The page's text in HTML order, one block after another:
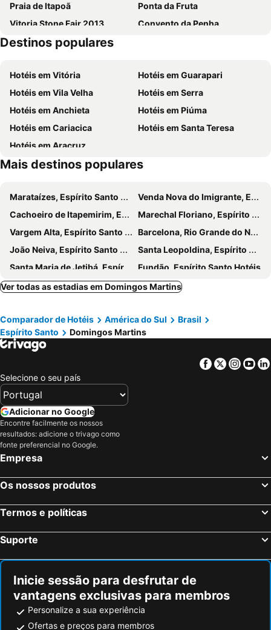
Praia de Itapoã
Ponta da Fruta
Vitoria Stone Fair 2013
Convento da Penha
Nossa Senhora da Penha
Farol de Santa Luzia
Arraiás Festival
Mec Show 6th Metal Mechanics, Power and Automations Fair
EXPOTUR 2013 9ª Salão de Turismo e do Artesanato do Espírito Santo
Autos da Paixão
BPM Boot Camp & CBPP Exam
Destinos populares
Hotéis em Vitória
Hotéis em Guarapari
Hotéis em Vila Velha
Hotéis em Serra
Hotéis em Anchieta
Hotéis em Piúma
Hotéis em Cariacica
Hotéis em Santa Teresa
Hotéis em Aracruz
Mais destinos populares
Marataízes, Espírito Santo Hotéis
Venda Nova do Imigrante, Espírito Santo Hotéis
Cachoeiro de Itapemirim, Espírito Santo Hotéis
Marechal Floriano, Espírito Santo Hotéis
Vargem Alta, Espírito Santo Hotéis
Barcelona, Rio Grande do Norte Hotéis
João Neiva, Espírito Santo Hotéis
Santa Leopoldina, Espírito Santo Hotéis
Santa Maria de Jetibá, Espírito Santo Hotéis
Fundão, Espírito Santo Hotéis
Viana, Espírito Santo Hotéis
Itapemirim, Espírito Santo Hotéis
Ibiraçu, Espírito Santo Hotéis
Brejetuba, Espírito Santo Hotéis
Muniz Freire, Espírito Santo Hotéis
Ibatiba, Espírito Santo Hotéis
Iúna, Espírito Santo Hotéis
São Mateus, Espírito Santo Hotéis
Linhares, Espírito Santo Hotéis
Santa Teresa, Espírito Santo Hotéis
Colatina, Espírito Santo Hotéis
Rio de Janeiro, Rio de Janeiro Hotéis
Fortaleza, Ceará Hotéis
Foz do Iguaçu, Paraná Hotéis
Salvador, Bahia Hotéis
Maceió, Alagoas Hotéis
Ver todas as estadias em Domingos Martins
Comparador de Hotéis América do Sul
Brasil
Espírito Santo
Domingos Martins
Facebook
Twitter
Selecione o seu país
Adicionar no Google
Encontre facilmente os nossos
resultados: adicione o trivago como
fonte preferencial no Google.
Empresa
Os nossos produtos
Termos e políticas
Suporte
Inicie sessão para desfrutar de
vantagens exclusivas para membros
Personalize a sua experiência
Ofertas e preços para membros